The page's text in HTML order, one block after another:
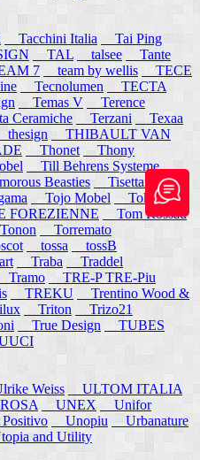
Tacchini Italia
Tai Ping
TAL talsee
Tante
7 team by wellis
TECE
Tecnolumen
TECTA
Temas V
Terence
Ceramiche Terzani
Texaa
thesign
THIBAULT VAN
Thonet
Thony
Till Behrens Systeme
Beasties
Tisettanta
Tojo Mobel
Token
FOREZIENNE
Tom Rossau
Torremato
tossa
tossB
Traba
Traddel
Tramo
TRE-P TRE-Piu
TREKU
Trentino Wood &
Triton
Trizo21
True Design
TUBES
Weiss
ULTOM ITALIA
UNEX
Unifor
Unopiu
Urbanature
and Utility